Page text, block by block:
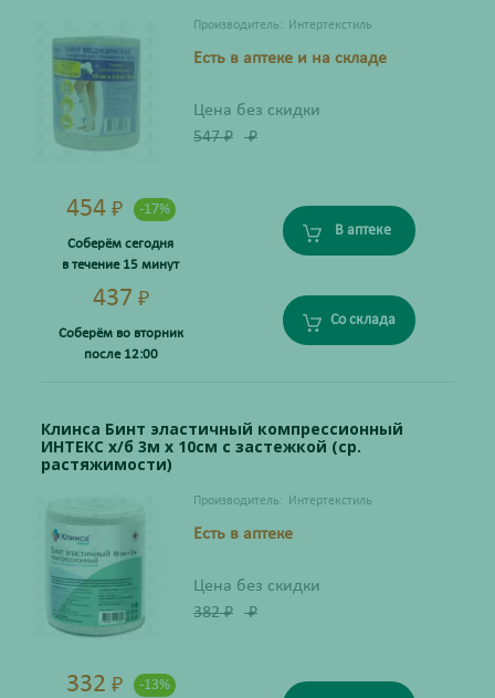
Производитель: Интертекстиль
Есть в аптеке и на складе
Цена без скидки
547₽ ₽
454 ₽ -17%
Соберём сегодня
в течение 15 минут
В аптеке
437 ₽
Соберём во вторник
после 12:00
Со склада
Клинса Бинт эластичный компрессионный
ИНТЕКС х/б 3м х 10см с застежкой (ср.
растяжимости)
Производитель: Интертекстиль
Есть в аптеке
Цена без скидки
382₽ ₽
332 ₽ -13%